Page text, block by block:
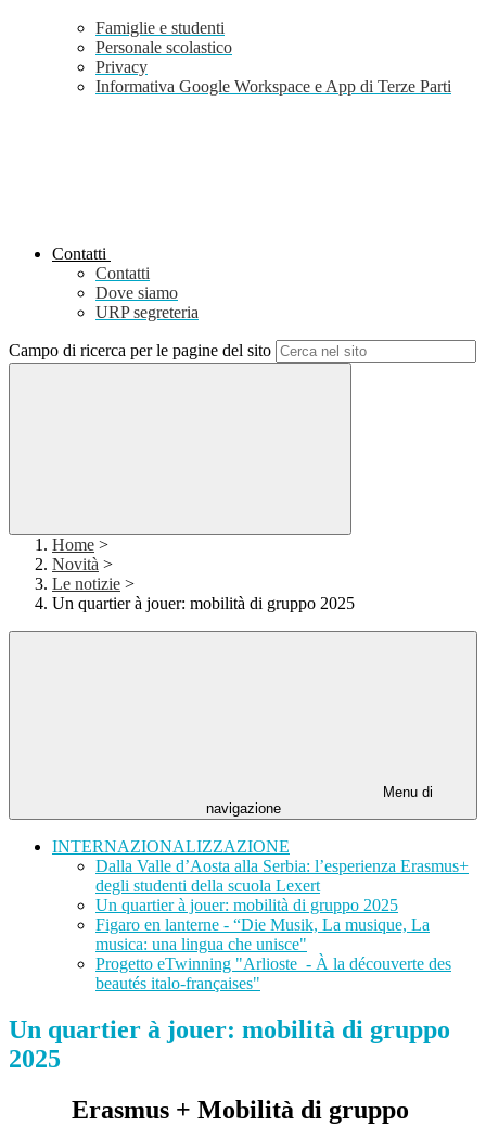
Famiglie e studenti
Personale scolastico
Privacy
Informativa Google Workspace e App di Terze Parti
Contatti
Contatti
Dove siamo
URP segreteria
Campo di ricerca per le pagine del sito
Home >
Novità >
Le notizie >
Un quartier à jouer: mobilità di gruppo 2025
Menu di
navigazione
INTERNAZIONALIZZAZIONE
Dalla Valle d’Aosta alla Serbia: l’esperienza Erasmus+
degli studenti della scuola Lexert
Un quartier à jouer: mobilità di gruppo 2025
Figaro en lanterne - “Die Musik, La musique, La
musica: una lingua che unisce"
Progetto eTwinning "Arlioste - À la découverte des
beautés italo-françaises"
Un quartier à jouer: mobilità di gruppo
2025
Erasmus + Mobilità di gruppo